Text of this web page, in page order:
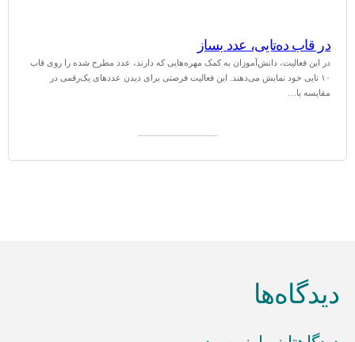
در قاب ده‌تایی، عدد بساز
در این فعالیت، دانش‌آموزان به کمک مهره‌هایی که دارند، عدد مطرح شده را روی قاب
۱۰ تایی خود نمایش می‌دهند. این فعالیت فرصتی برای دیدن عددهای یک‌رقمی در
مقایسه با…
دیدگاه‌ها